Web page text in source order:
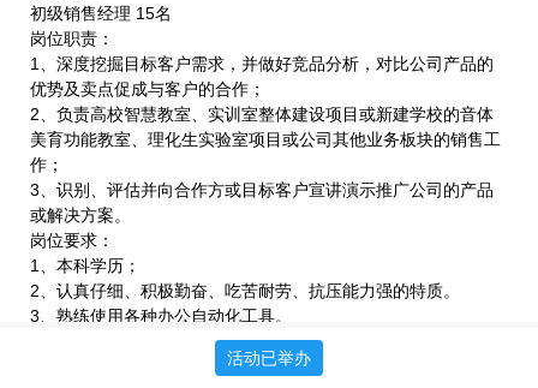
初级销售经理 15名
岗位职责：
1、深度挖掘目标客户需求，并做好竞品分析，对比公司产品的
优势及卖点促成与客户的合作；
2、负责高校智慧教室、实训室整体建设项目或新建学校的音体
美育功能教室、理化生实验室项目或公司其他业务板块的销售工
作；
3、识别、评估并向合作方或目标客户宣讲演示推广公司的产品
或解决方案。
岗位要求：
1、本科学历；
2、认真仔细、积极勤奋、吃苦耐劳、抗压能力强的特质。
3、熟练使用各种办公自动化工具。
邮箱2829695902@qq.com活动已举办